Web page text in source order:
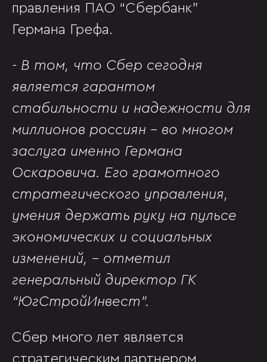
правления ПАО “Сбербанк”
Германа Грефа.
- В том, что Сбер сегодня
является гарантом
стабильности и надежности для
миллионов россиян – во многом
заслуга именно Германа
Оскаровича. Его грамотного
стратегического управления,
умения держать руку на пульсе
экономических и социальных
изменений, - отметил
генеральный директор ГК
“ЮгСтройИнвест”.
Сбер много лет является
стратегическим партнером